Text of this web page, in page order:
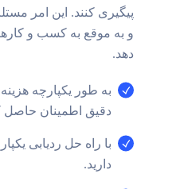
پیگیری کنند. این امر
و به موقع به کسب و
دهد.
به طور یکپارچه
دقیق اطمینان حاصل
با راه حل ردیابی
دارید.